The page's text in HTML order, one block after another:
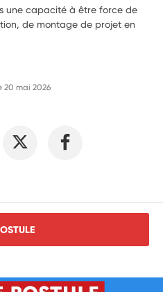
une capacité à être force de
de montage de projet en
20 mai 2026